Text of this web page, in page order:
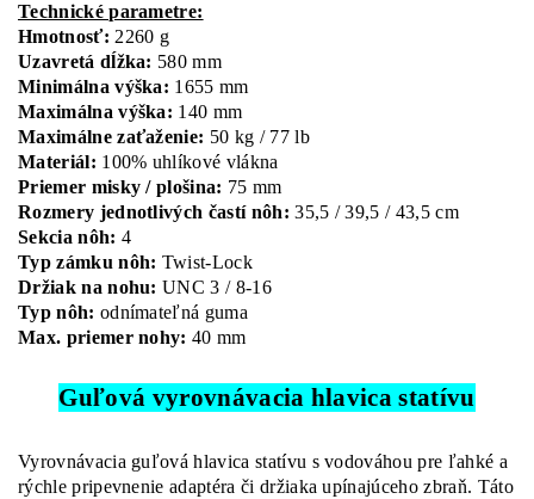
Technické parametre:
Hmotnosť: 2260 g
Uzavretá dĺžka: 580 mm
Minimálna výška: 1655 mm
Maximálna výška: 140 mm
Maximálne zaťaženie: 50 kg / 77 lb
Materiál: 100% uhlíkové vlákna
Priemer misky / plošina: 75 mm
Rozmery jednotlivých častí nôh: 35,5 / 39,5 / 43,5 cm
Sekcia nôh: 4
Typ zámku nôh: Twist-Lock
Držiak na nohu: UNC 3 / 8-16
Typ nôh: odnímateľná guma
Max. priemer nohy: 40 mm
Guľová vyrovnávacia hlavica statívu
Vyrovnávacia guľová hlavica statívu s vodováhou pre ľahké a
rýchle pripevnenie adaptéra či držiaka upínajúceho zbraň. Táto